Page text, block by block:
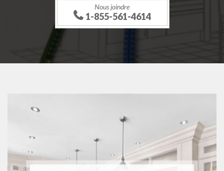
Nous joindre
1-855-561-4614